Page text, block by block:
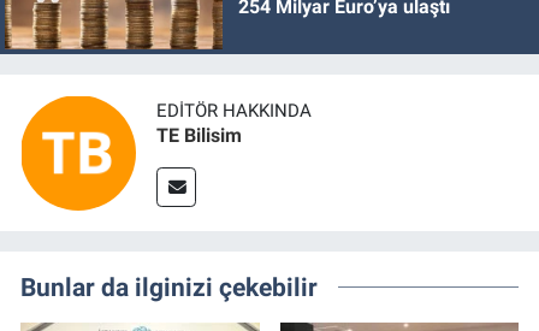
254 Milyar Euro’ya ulaştı
EDITÖR HAKKINDA
TE Bilisim
Bunlar da ilginizi çekebilir